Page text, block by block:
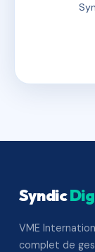
Syndic
VME
complet de